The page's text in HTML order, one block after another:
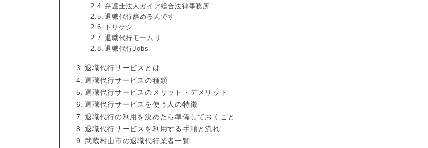
弁護士法人ガイア総合法律事務所
退職代行辞めるんです
トリケシ
退職代行モームリ
退職代行Jobs
退職代行サービスとは
退職代行サービスの種類
退職代行サービスのメリット・デメリット
退職代行サービスを使う人の特徴
退職代行の利用を決めたら準備しておくこと
退職代行サービスを利用する手順と流れ
武蔵村山市の退職代行業者一覧